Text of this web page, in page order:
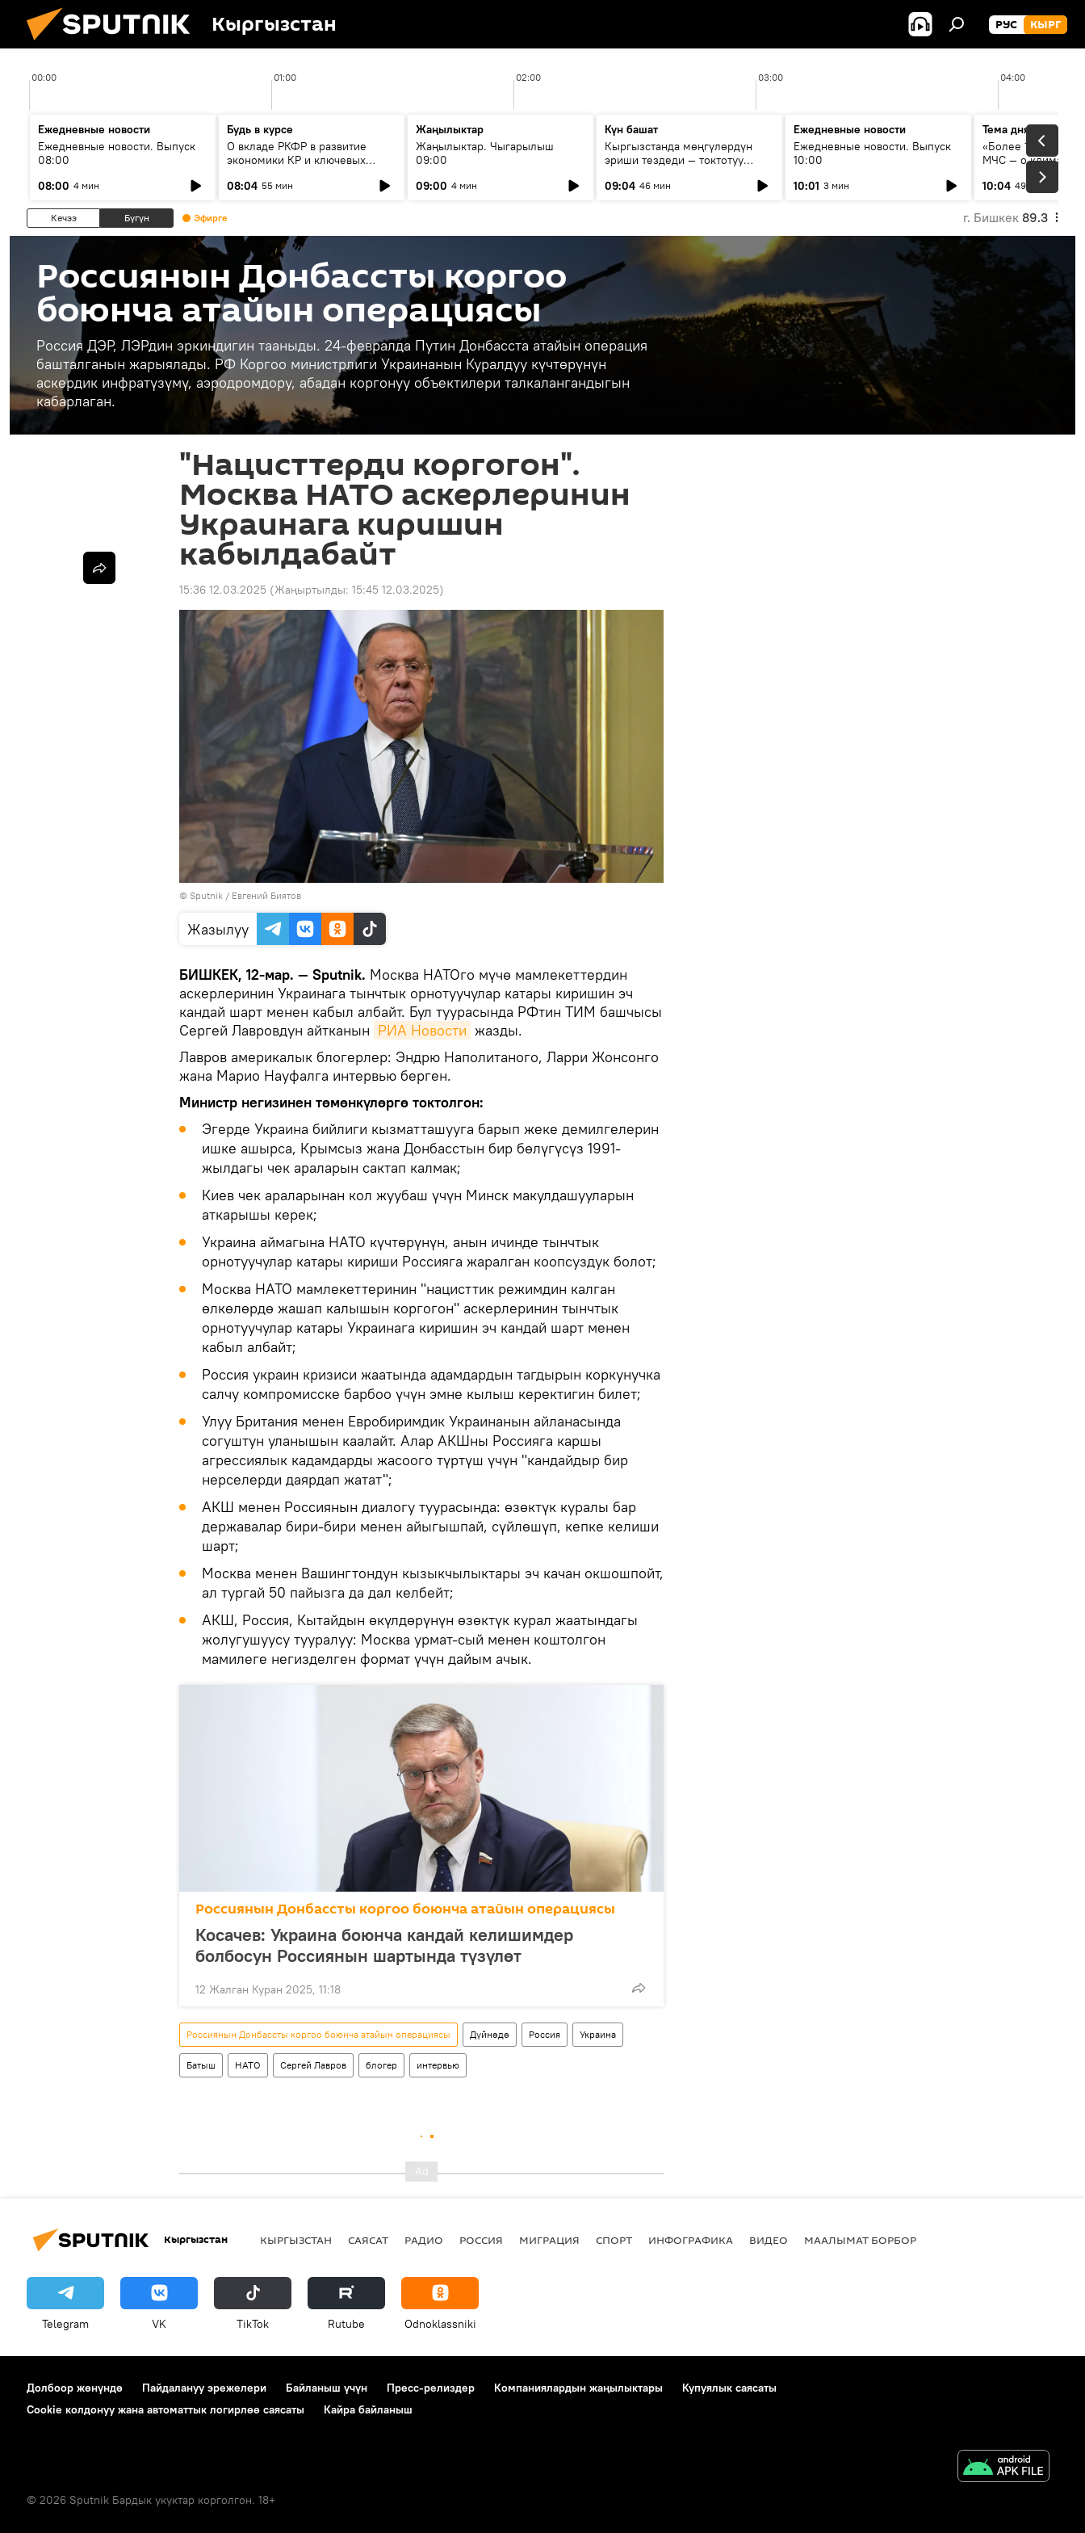
Кыргызстан РУС КЫРГ
00:00 01:00 02:00 03:00 04:00
Ежедневные новости
Ежедневные новости. Выпуск
08:00
08:00 4 мин
Будь в курсе
О вкладе РКФР в развитие
экономики КР и ключевых
08:04 55 мин
Жаңылыктар
Жаңылыктар. Чыгарылыш
09:00
09:00 4 мин
Күн башат
Кыргызстанда мөңгүлөрдүн
эриши тездеди — токтотуу
09:04 46 мин
Ежедневные новости
Ежедневные новости. Выпуск
10:00
10:01 3 мин
Тема дня
«Более 1200 сёл в
МЧС — о климате,
системе
населения
10:04 49 мин
Кечээ Бүгүн Эфирге г. Бишкек 89.3
Россиянын Донбассты коргоо
боюнча атайын операциясы
Россия ДЭР, ЛЭРдин эркиндигин тааныды. 24-февралда Путин Донбасста атайын операция
башталганын жарыялады. РФ Коргоо министрлиги Украинанын Куралдуу күчтөрүнүн
аскердик инфратүзүмү, аэродромдору, абадан коргонуу объектилери талкалангандыгын
кабарлаган.
"Нацисттерди коргогон".
Москва НАТО аскерлеринин
Украинага киришин
кабылдабайт
15:36 12.03.2025 (Жаңыртылды: 15:45 12.03.2025)
© Sputnik / Евгений Биятов
Жазылуу
БИШКЕК, 12-мар. — Sputnik. Москва НАТОго мүчө мамлекеттердин
аскерлеринин Украинага тынчтык орнотуучулар катары киришин эч
кандай шарт менен кабыл албайт. Бул туурасында РФтин ТИМ башчысы
Сергей Лавровдун айтканын РИА Новости жазды.
Лавров америкалык блогерлер: Эндрю Наполитаного, Ларри Жонсонго
жана Марио Науфалга интервью берген.
Министр негизинен төмөнкүлөргө токтолгон:
Эгерде Украина бийлиги кызматташууга барып жеке демилгелерин
ишке ашырса, Крымсыз жана Донбасстын бир бөлүгүсүз 1991-
жылдагы чек араларын сактап калмак;
Киев чек араларынан кол жуубаш үчүн Минск макулдашууларын
аткарышы керек;
Украина аймагына НАТО күчтөрүнүн, анын ичинде тынчтык
орнотуучулар катары кириши Россияга жаралган коопсуздук болот;
Москва НАТО мамлекеттеринин "нацисттик режимдин калган
өлкөлөрдө жашап калышын коргогон" аскерлеринин тынчтык
орнотуучулар катары Украинага киришин эч кандай шарт менен
кабыл албайт;
Россия украин кризиси жаатында адамдардын тагдырын коркунучка
салчу компромисске барбоо үчүн эмне кылыш керектигин билет;
Улуу Британия менен Евробиримдик Украинанын айланасында
согуштун уланышын каалайт. Алар АКШны Россияга каршы
агрессиялык кадамдарды жасоого түртүш үчүн "кандайдыр бир
нерселерди даярдап жатат";
АКШ менен Россиянын диалогу туурасында: өзөктүк куралы бар
державалар бири-бири менен айыгышпай, сүйлөшүп, кепке келиши
шарт;
Москва менен Вашингтондун кызыкчылыктары эч качан окшошпойт,
ал тургай 50 пайызга да дал келбейт;
АКШ, Россия, Кытайдын өкүлдөрүнүн өзөктүк курал жаатындагы
жолугушуусу тууралуу: Москва урмат-сый менен коштолгон
мамилеге негизделген формат үчүн дайым ачык.
Россиянын Донбассты коргоо боюнча атайын операциясы
Косачев: Украина боюнча кандай келишимдер
болбосун Россиянын шартында түзүлөт
12 Жалган Куран 2025, 11:18
Россиянын Донбассты коргоо боюнча атайын операциясы Дүйнөдө Россия Украина
Батыш НАТО Сергей Лавров блогер интервью
Кыргызстан КЫРГЫЗСТАН САЯСАТ РАДИО РОССИЯ МИГРАЦИЯ СПОРТ ИНФОГРАФИКА ВИДЕО МААЛЫМАТ БОРБОР
Telegram VK ТikТоk Rutube Odnoklassniki
Долбоор жөнүндө Пайдалануу эрежелери Байланыш үчүн Пресс-релиздер Компаниялардын жаңылыктары
Купуялык саясаты
Cookie колдонуу жана автоматтык логирлөө саясаты
Кайра байланыш
© 2026 Sputnik Бардык укуктар корголгон. 18+